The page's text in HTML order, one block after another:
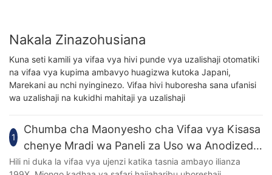
Nakala Zinazohusiana
Kuna seti kamili ya vifaa vya hivi punde vya uzalishaji otomatiki
na vifaa vya kupima ambavyo huagizwa kutoka Japani,
Marekani au nchi nyinginezo. Vifaa hivi huboresha sana ufanisi
wa uzalishaji na kukidhi mahitaji ya uzalishaji
1
Chumba cha Maonyesho cha Vifaa vya Kisasa
chenye Mradi wa Paneli za Uso wa Anodized
Cooper
Hili ni duka la vifaa vya ujenzi katika tasnia ambayo ilianza